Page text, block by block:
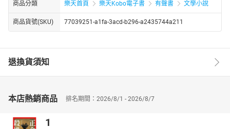
商品分類 樂天首頁 樂天Kobo電子書 有聲書 文學小說
商品貨號(SKU) 77039251-a1fa-3acd-b296-a2435744a211
退換貨須知
本店熱銷商品 排名期間：2026/8/1 - 2026/8/7
1